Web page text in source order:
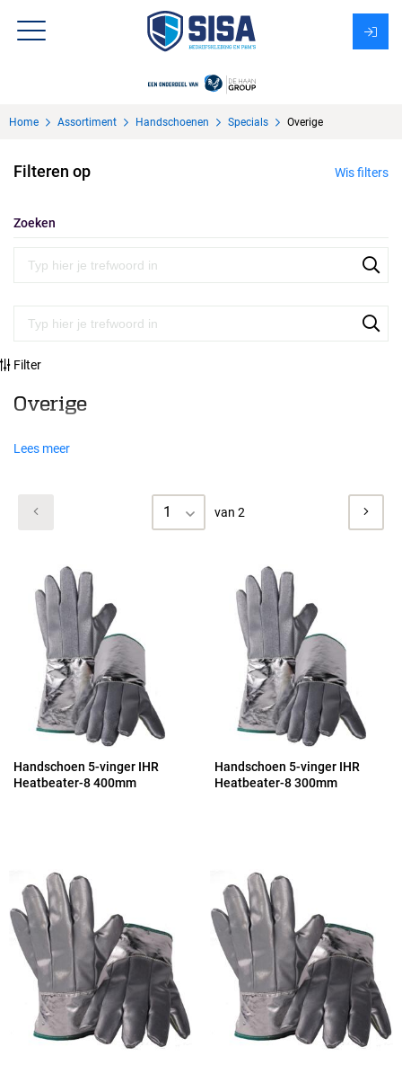
Over Sisa
KMS
Uitzendbureau?
Home Assortiment Handschoenen Specials Overige
Filteren op Wis filters
Zoeken
Filter
Overige
Lees meer
1 van 2
Handschoen 5-vinger IHR
Heatbeater-8 400mm
Handschoen 5-vinger IHR
Heatbeater-8 300mm